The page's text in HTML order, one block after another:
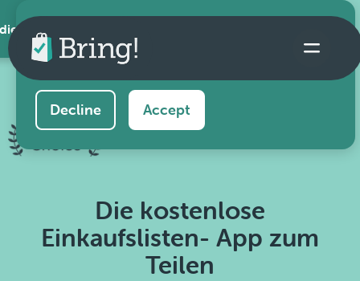
AppThis website uses cookies to ensure you get the
best experience on our website.
Decline Accept
Die kostenlose
Einkaufslisten- App zum
Teilen